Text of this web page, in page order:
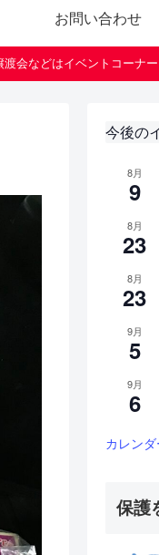
お問い合わせ
会などはイベントコーナー
今後の
8月
9
8月
23
8月
23
9月
5
9月
6
カレン
保護